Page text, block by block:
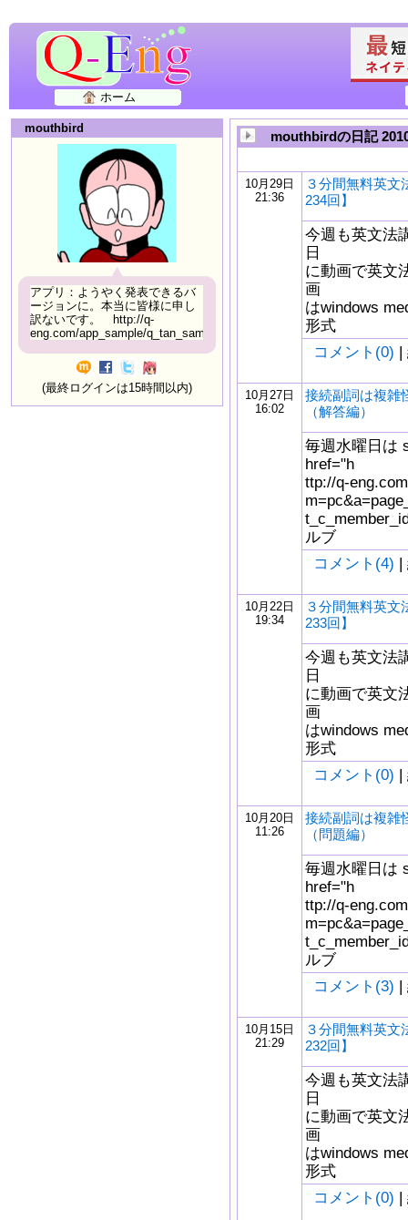
ホーム
mouthbird
アプリ：ようやく発表できるバ
ージョンに。本当に皆様に申し
訳ないです。 http://q-
eng.com/app_sample/q_tan_sample06.html
(最終ログインは15時間以内)
mouthbirdの日記
10月29日
21:36
３分間無料英文
234回】
今週も英文法
日
に動画で英文
画
はwindows
形式
コメント(0) |
10月27日
16:02
接続副詞は複雑
（解答編）
毎週水曜日は
href="h
ttp://q-
ルブ
コメント(4) |
10月22日
19:34
３分間無料英文
233回】
今週も英文法
日
に動画で英文
画
はwindows
形式
コメント(0) |
10月20日
11:26
接続副詞は複雑
（問題編）
毎週水曜日は
href="h
ttp://q-
ルブ
コメント(3) |
10月15日
21:29
３分間無料英文
232回】
今週も英文法
日
に動画で英文
画
はwindows
形式
コメント(0) |